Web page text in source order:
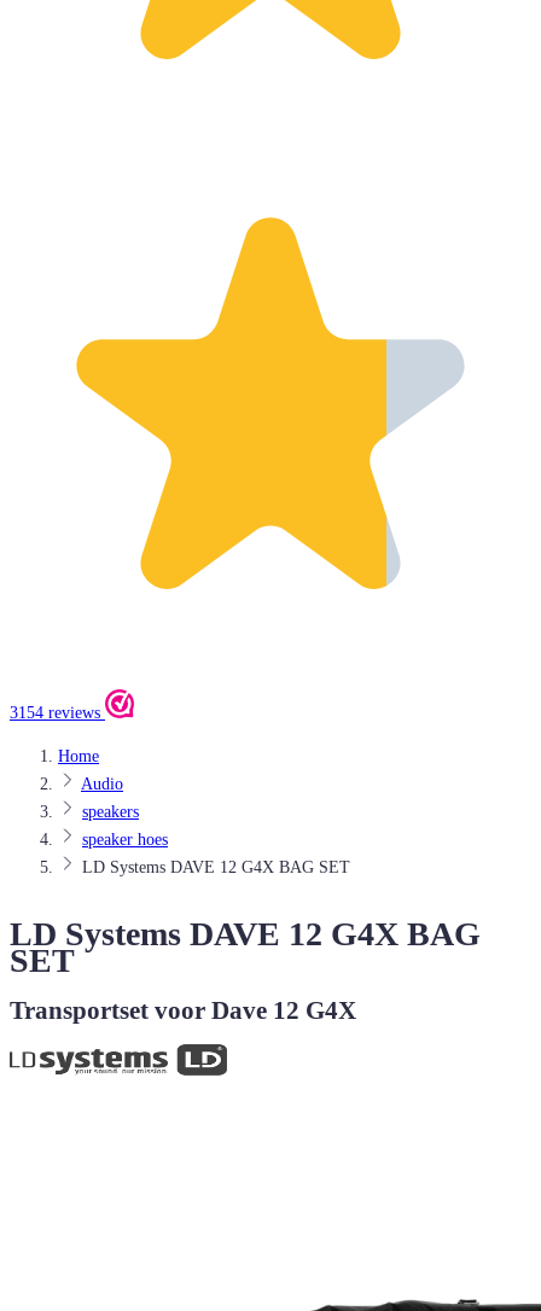
3154 reviews
Home
Audio
speakers
speaker hoes
LD Systems DAVE 12 G4X BAG SET
LD Systems DAVE 12 G4X BAG
SET
Transportset voor Dave 12 G4X